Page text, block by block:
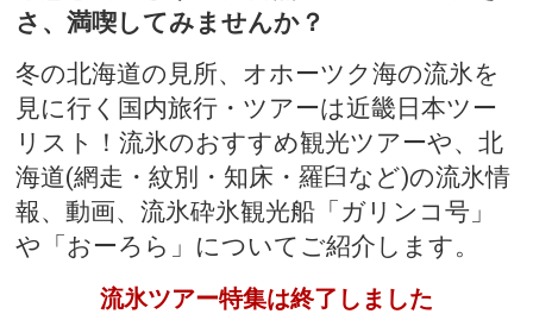
さ、満喫してみませんか？
冬の北海道の見所、オホーツク海の流氷を
見に行く国内旅行・ツアーは近畿日本ツー
リスト！流氷のおすすめ観光ツアーや、北
海道(網走・紋別・知床・羅臼など)の流氷情
報、動画、流氷砕氷観光船「ガリンコ号」
や「おーろら」についてご紹介します。
流氷ツアー特集は終了しました